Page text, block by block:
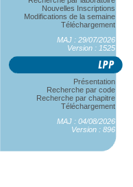
Nouvelles Inscriptions
Modifications de la semaine
Téléchargement
MAJ : 29/07/2026
Version : 1525
Présentation
Recherche par code
Recherche par chapitre
Téléchargement
MAJ : 04/08/2026
Version : 896